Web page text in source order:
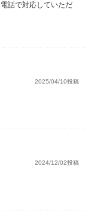
話で対応していただ
2025/04/10投稿
2024/12/02投稿